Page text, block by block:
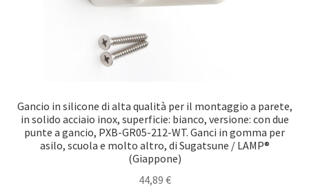
Gancio in silicone di alta qualità per il montaggio a parete,
in solido acciaio inox, superficie: bianco, versione: con due
punte a gancio, PXB-GR05-212-WT. Ganci in gomma per
asilo, scuola e molto altro, di Sugatsune / LAMP®
(Giappone)
44,89 €